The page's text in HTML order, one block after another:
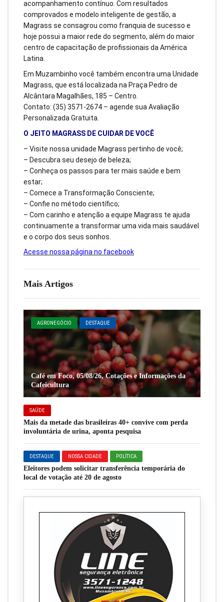
Mais Artigos
AGRONEGÓCIO DESTAQUE
Café em Foco, 05/08/26, Cotações e Informações da
Cafeicultura
SAÚDE
Mais da metade das brasileiras 40+ convive com perda
involuntária de urina, aponta pesquisa
DESTAQUE NOSSA CIDADE POLÍTICA
Eleitores podem solicitar transferência temporária do
local de votação até 20 de agosto
acompanhamento contínuo. Com resultados
comprovados e modelo inteligente de gestão, a
Magrass se consagrou como franquia de sucesso e
hoje possui a maior rede do segmento, além do maior
centro de capacitação de profissionais da América
Latina.
Em Muzambinho você também encontra uma Unidade
Magrass, que está localizada na Praça Pedro de
Alcântara Magalhães, 185 – Centro.
Contato: (35) 3571-2674 – agende sua Avaliação
Personalizada Gratuita.
O JEITO MAGRASS DE CUIDAR DE VOCÊ
– Visite nossa unidade Magrass pertinho de você;
– Descubra seu desejo de beleza;
– Conheça os passos para ter mais saúde e bem
estar;
– Comece a Transformação Consciente;
– Confie no método científico;
– Com carinho e atenção a equipe Magrass te ajuda
continuamente a transformar uma vida mais saudável
e o corpo dos seus sonhos.
Acesse nossa página no facebook